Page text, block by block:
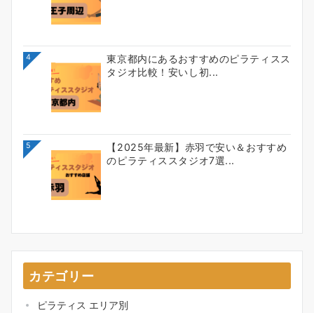
4
東京都内にあるおすすめのピラティスス
タジオ比較！安いし初...
5
【2025年最新】赤羽で安い＆おすすめ
のピラティススタジオ7選...
カテゴリー
ピラティス エリア別